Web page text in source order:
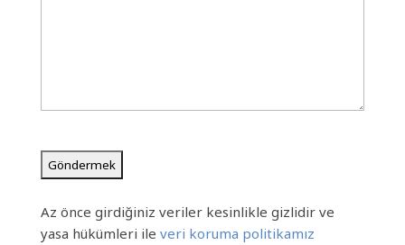
Az önce girdiğiniz veriler kesinlikle gizlidir ve
yasa hükümleri ile veri koruma politikamız